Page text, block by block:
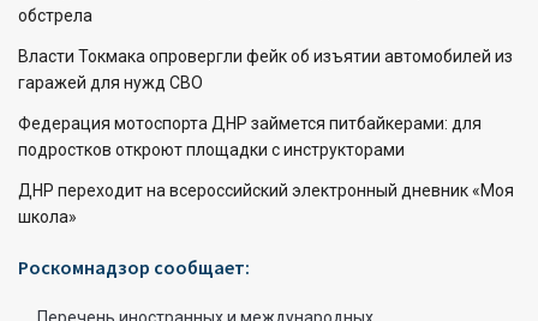
обстрела
Власти Токмака опровергли фейк об изъятии автомобилей из
гаражей для нужд СВО
Федерация мотоспорта ДНР займется питбайкерами: для
подростков откроют площадки с инструкторами
ДНР переходит на всероссийский электронный дневник «Моя
школа»
Роскомнадзор сообщает:
Перечень иностранных и международных